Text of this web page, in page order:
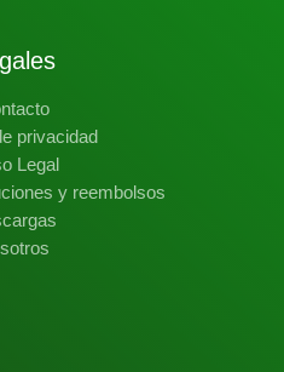
privacidad
Legal
y reembolsos